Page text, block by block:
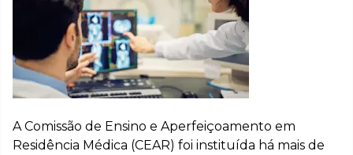
A Comissão de Ensino e Aperfeiçoamento em
Residência Médica (CEAR) foi instituída há mais de